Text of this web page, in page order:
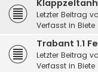
Letzter Beitrag
Verfasst in Biete
Trabant 1.1
Letzter Beitrag
Verfasst in Biete